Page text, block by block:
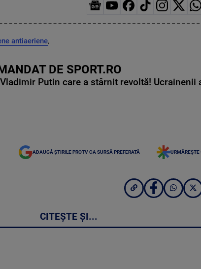
antiaeriene,
DE SPORT.RO
Putin care a stârnit revoltă!
ADAUGĂ ȘTIRILE PROTV CA SURSĂ PREFERATĂ URMĂREȘTE
CITEȘTE ȘI...